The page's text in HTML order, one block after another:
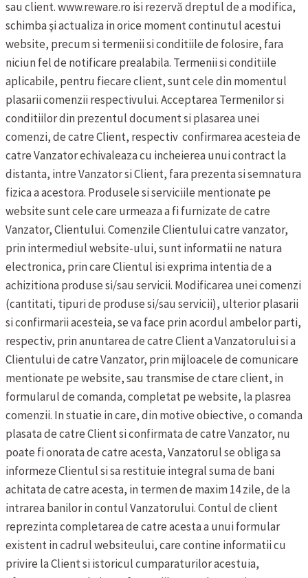
sau client.www.reware.ro isi rezervă dreptul de a modifica,
schimba şi actualiza in orice moment continutul acestui
website, precum si termenii si conditiile de folosire, fara
niciun fel de notificare prealabila. Termenii si conditiile
aplicabile, pentru fiecare client, sunt cele din momentul
plasarii comenzii respectivului.Acceptarea Termenilor si
conditiilor din prezentul document si plasarea unei
comenzi, de catre Client, respectiv confirmarea acesteia de
catre Vanzator echivaleaza cu incheierea unui contract la
distanta, intre Vanzator si Client, fara prezenta si semnatura
fizica a acestora. Produsele si serviciile mentionate pe
website sunt cele care urmeaza a fi furnizate de catre
Vanzator, Clientului. Comenzile Clientului catre vanzator,
prin intermediul website-ului, sunt informatii ne natura
electronica, prin care Clientul isi exprima intentia de a
achizitiona produse si/sau servicii. Modificarea unei comenzi
(cantitati, tipuri de produse si/sau servicii), ulterior plasarii
si confirmarii acesteia, se va face prin acordul ambelor parti,
respectiv, prin anuntarea de catre Client a Vanzatorului si a
Clientului de catre Vanzator, prin mijloacele de comunicare
mentionate pe website, sau transmise de ctare client, in
formularul de comanda, completat pe website, la plasrea
comenzii. In stuatie in care, din motive obiective, o comanda
plasata de catre Client si confirmata de catre Vanzator, nu
poate fi onorata de catre acesta, Vanzatorul se obliga sa
informeze Clientul si sa restituie integral suma de bani
achitata de catre acesta, in termen de maxim 14 zile, de la
intrarea banilor in contul Vanzatorului.Contul de client
reprezinta completarea de catre acesta a unui formular
existent in cadrul websiteului, care contine informatii cu
privire la Client si istoricul cumparaturilor acestuia,